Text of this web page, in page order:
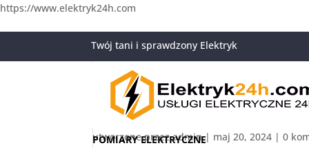
https://www.elektryk24h.com
Twój tani i sprawdzony Elektryk
POMIARY ELEKTRYCZNE
przeglad elektryczny
utworzone przezadmin| maj 20, 2024 |0